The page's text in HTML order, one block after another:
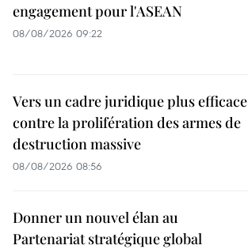
engagement pour l'ASEAN
08/08/2026 09:22
Vers un cadre juridique plus efficace
contre la prolifération des armes de
destruction massive
08/08/2026 08:56
Donner un nouvel élan au
Partenariat stratégique global